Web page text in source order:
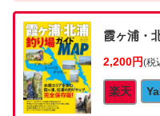
霞ヶ浦・
2,200円(税
楽天